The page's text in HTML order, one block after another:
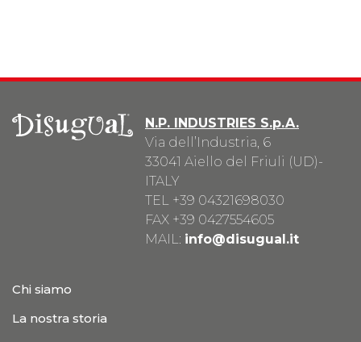
N.P. INDUSTRIES S.p.A.
Via dell’Industria, 6
33041 Aiello del Friuli (UD)-
ITALY
TEL +39 04321698030
FAX +39 0427554605
MAIL: info@disugual.it
Chi siamo
La nostra storia